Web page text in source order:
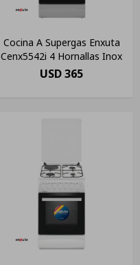
Cocina A Supergas Enxuta
Cenx5542i 4 Hornallas Inox
USD365